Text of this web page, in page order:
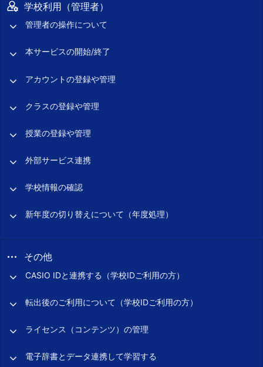
学校利用（管理者）
管理者の操作について
本サービスの開始/終了
アカウントの登録や管理
クラスの登録や管理
授業の登録や管理
外部サービス連携
学校情報の確認
新年度の切り替えについて（年度処理）
その他
CASIO IDと連携する（学校IDご利用の方）
転出後のご利用について（学校IDご利用の方）
ライセンス（コンテンツ）の管理
電子辞書とデータ連携して学習する